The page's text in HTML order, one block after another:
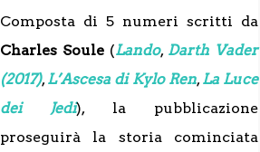
Composta di 5 numeri scritti da
Charles Soule (Lando, Darth Vader
(2017),L’Ascesa di Kylo Ren,La Luce
dei Jedi), la pubblicazione
proseguirà la storia cominciata